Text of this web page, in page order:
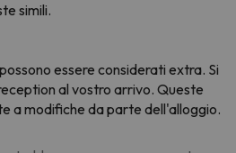
simili.
essere considerati extra. Si
al vostro arrivo. Queste
a modifiche da parte dell'alloggio.